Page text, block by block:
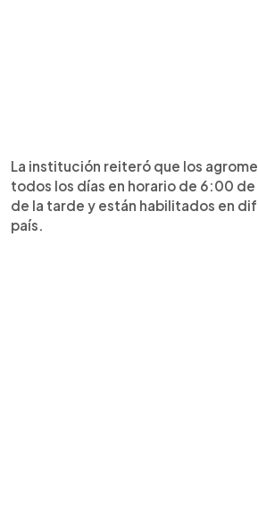
La institución reiteró que los
todos los días en horario de 6:00 de
de la tarde y están habilitados en
país.